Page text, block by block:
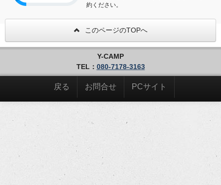
約ください。
このページのTOPへ
Y-CAMP
TEL： 080-7178-3163
戻る お問合せ PCサイト